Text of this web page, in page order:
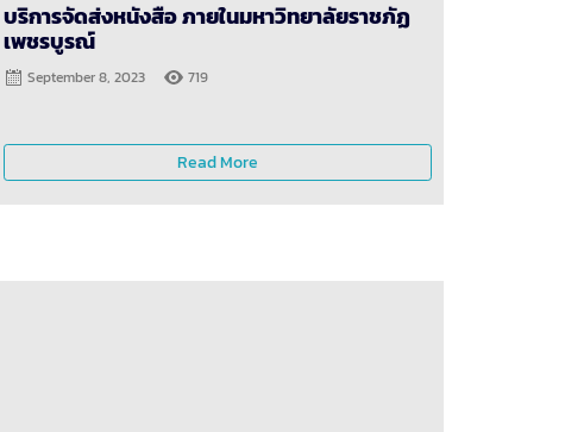
บริการจัดส่งหนังสือ ภายในมหาวิทยาลัยราชภัฏ
เพชรบูรณ์
September 8, 2023 719
Read More